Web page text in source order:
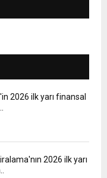
2026 ilk yarı finansal
2026 ilk yarı